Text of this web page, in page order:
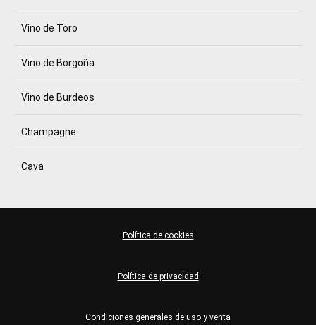
Vino de Toro
Vino de Borgoña
Vino de Burdeos
Champagne
Cava
Condiciones generales de uso y venta
Política de privacidad
Política de cookies